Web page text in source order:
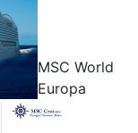
MSC World
Europa